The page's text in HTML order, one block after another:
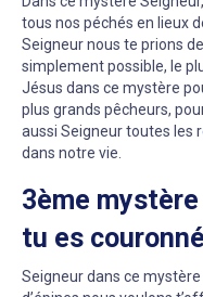
tous nos péchés en lieux
Seigneur nous te prions
simplement possible, le
Jésus dans ce mystère
plus grands pêcheurs,
aussi Seigneur toutes les
dans notre vie.
3ème
tu es
Seigneur dans ce